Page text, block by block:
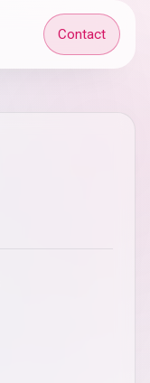
Contact